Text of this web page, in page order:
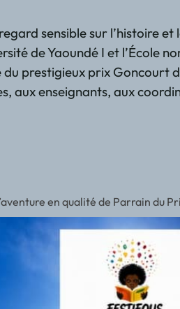
sensible sur l’histoire
de Yaoundé I et
prestigieux prix Goncourt
aux enseignants, aux
en qualité de Parrain du